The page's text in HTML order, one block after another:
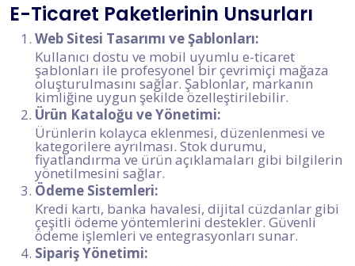
E-Ticaret Paketlerinin Unsurları
Web Sitesi Tasarımı ve Şablonları:
Kullanıcı dostu ve mobil uyumlu e-ticaret
şablonları ile profesyonel bir çevrimiçi mağaza
oluşturulmasını sağlar. Şablonlar, markanın
kimliğine uygun şekilde özelleştirilebilir.
Ürün Kataloğu ve Yönetimi:
Ürünlerin kolayca eklenmesi, düzenlenmesi ve
kategorilere ayrılması. Stok durumu,
fiyatlandırma ve ürün açıklamaları gibi bilgilerin
yönetilmesini sağlar.
Ödeme Sistemleri:
Kredi kartı, banka havalesi, dijital cüzdanlar gibi
çeşitli ödeme yöntemlerini destekler. Güvenli
ödeme işlemleri ve entegrasyonları sunar.
Sipariş Yönetimi: